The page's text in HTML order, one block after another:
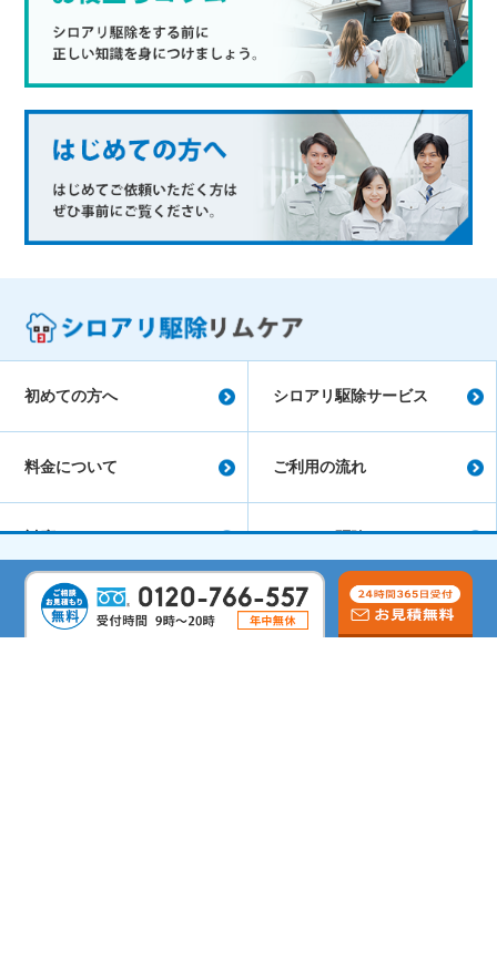
初めての方へ シロアリ駆除サービス
料金について ご利用の流れ
対応エリア シロアリ駆除コラム
会社概要 よくあるご質問